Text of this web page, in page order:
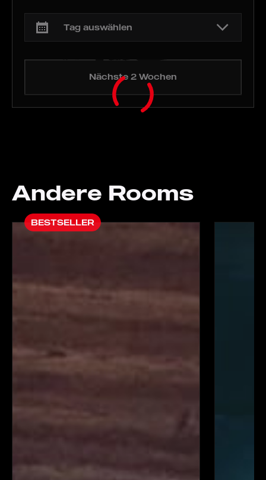
braucht euch, um die Schule vor der dunklen Magie zu
Nächste 2 Wochen
Andere Rooms
BESTSELLER